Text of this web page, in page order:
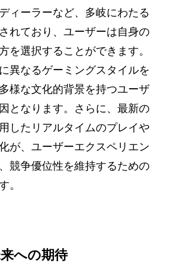
ィーラーなど、多岐にわたる
れており、ユーザーは自身の
を選択することができます。
異なるゲーミングスタイルを
様な文化的背景を持つユーザ
となります。さらに、最新の
したリアルタイムのプレイや
が、ユーザーエクスペリエン
競争優位性を維持するための
。
への期待